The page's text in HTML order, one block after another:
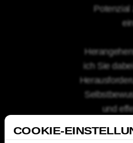
Potenzial
ich Sie
und
COOKIE-